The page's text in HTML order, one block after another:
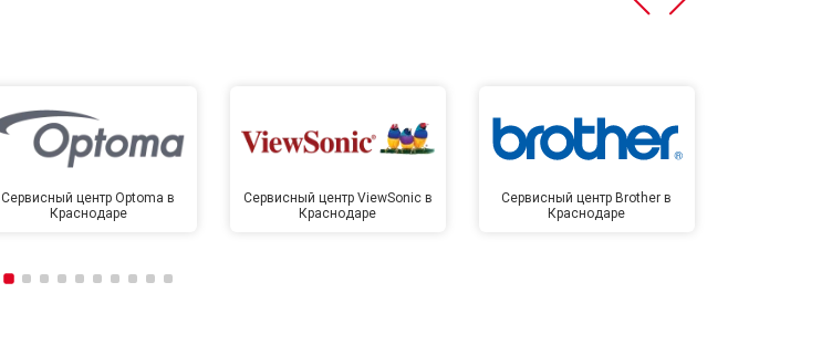
Сервисный центр Optoma в
Краснодаре
Сервисный центр ViewSonic в
Краснодаре
Сервисный центр Brother в
Краснодаре